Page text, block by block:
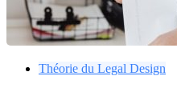
Théorie du Legal Design